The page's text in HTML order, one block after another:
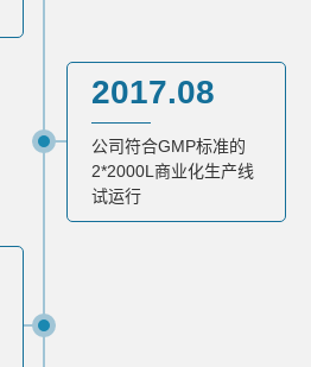
2017.08
公司符合GMP标准的
2*2000L商业化生产线
试运行